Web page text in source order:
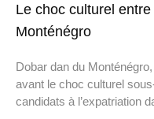
Le choc culturel
Monténégro
Dobar dan du
avant le choc culturel
candidats à l’expatriation